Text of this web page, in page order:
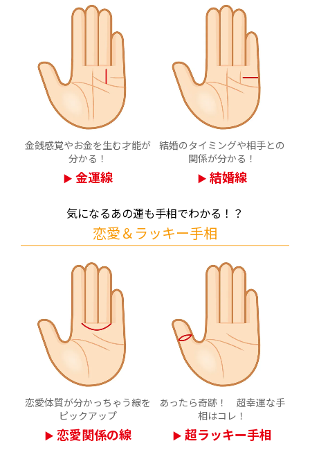
金銭感覚やお金を生む才能が
分かる！
▶ 金運線
結婚のタイミングや相手との
関係が分かる！
▶ 結婚線
気になるあの運も手相でわかる！？
恋愛＆ラッキー手相
恋愛体質が分かっちゃう線を
ピックアップ
▶ 恋愛関係の線
あったら奇跡！ 超幸運な手
相はコレ！
▶ 超ラッキー手相